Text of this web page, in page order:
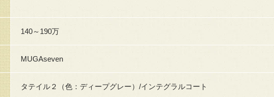
140～190万
MUGAseven
タテイル２（色：ディープグレー）/インテグラルコート